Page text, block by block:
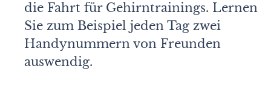
die Fahrt für Gehirntrainings. Lernen
Sie zum Beispiel jeden Tag zwei
Handynummern von Freunden
auswendig.